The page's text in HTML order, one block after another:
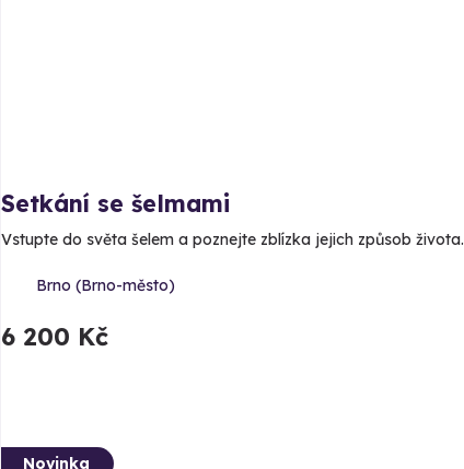
Setkání se šelmami
Vstupte do světa šelem a poznejte zblízka jejich způsob života.
Brno (Brno-město)
6 200 Kč
Novinka